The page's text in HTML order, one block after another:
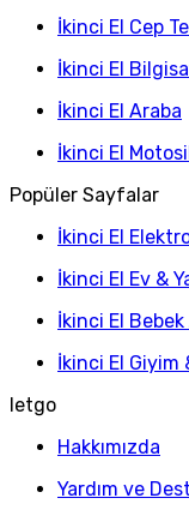
İkinci El Cep
İkinci El
İkinci El Araba
İkinci El
Popüler Sayfalar
İkinci El
İkinci El Ev &
İkinci El
İkinci El Giyim
letgo
Hakkımızda
Yardım ve